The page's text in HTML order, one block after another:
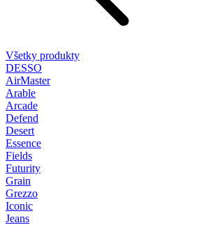
Všetky produkty
DESSO
AirMaster
Arable
Arcade
Defend
Desert
Essence
Fields
Futurity
Grain
Grezzo
Iconic
Jeans